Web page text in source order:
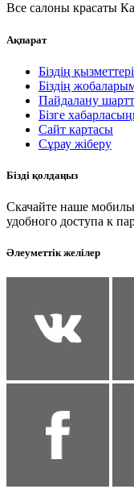
Все салоны красаты
Ақпарат
Біздің
Біздің
Пайдалану
Бізге
Сайт картасы
Сұрау жіберу
Бізді қолдаңыз
Скачайте наше
удобного доступа к
Әлеуметтік желілер